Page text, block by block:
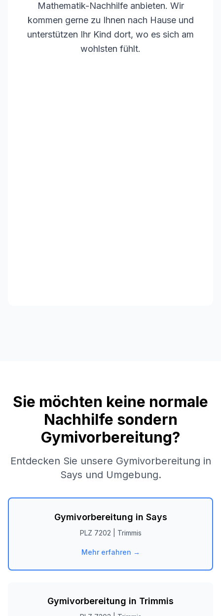
Mathematik-Nachhilfe anbieten. Wir
kommen gerne zu Ihnen nach Hause und
unterstützen Ihr Kind dort, wo es sich am
wohlsten fühlt.
Sie möchten keine normale
Nachhilfe sondern
Gymivorbereitung?
Entdecken Sie unsere Gymivorbereitung in
Says und Umgebung.
Gymivorbereitung in Says
PLZ 7202 Trimmis
Mehr erfahren →
Gymivorbereitung in Trimmis